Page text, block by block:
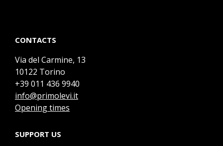
CONTACTS
Via del Carmine, 13
10122 Torino
+39 011 436 9940
info@primolevi.it
Opening times
SUPPORT US